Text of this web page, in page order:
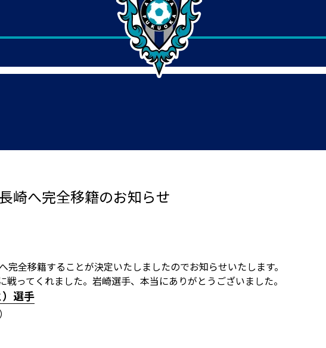
崎へ完全移籍のお知らせ
全移籍することが決定いたしましたのでお知らせいたします。
ってくれました。岩崎選手、本当にありがとうございました。
選手